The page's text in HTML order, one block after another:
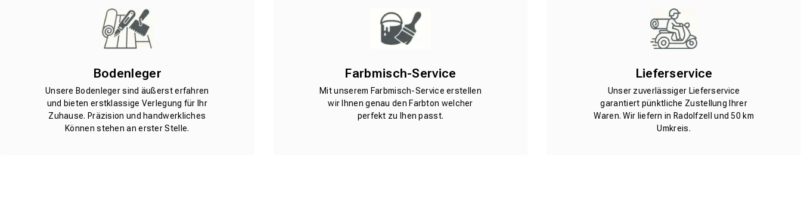
Bodenleger
Unsere Bodenleger sind äußerst erfahren
und bieten erstklassige Verlegung für Ihr
Zuhause. Präzision und handwerkliches
Können stehen an erster Stelle.
Farbmisch-Service
Mit unserem Farbmisch-Service erstellen
wir Ihnen genau den Farbton welcher
perfekt zu Ihen passt.
Lieferservice
Unser zuverlässiger Lieferservice
garantiert pünktliche Zustellung Ihrer
Waren. Wir liefern in Radolfzell und 50 km
Umkreis.